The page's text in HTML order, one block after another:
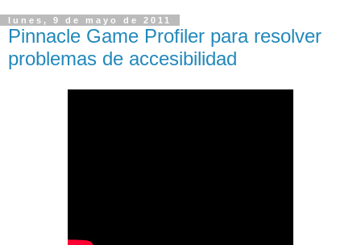
lunes, 9 de mayo de 2011
Pinnacle Game Profiler para resolver
problemas de accesibilidad